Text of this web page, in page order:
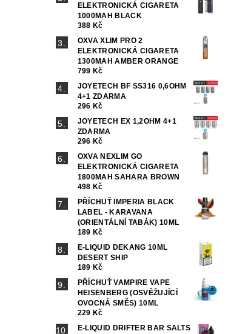
ELEKTRONICKÁ CIGARETA
1000MAH BLACK
388 Kč
OXVA XLIM PRO 2
ELEKTRONICKÁ CIGARETA
1300MAH AMBER ORANGE
799 Kč
JOYETECH BF SS316 0,6OHM
4+1 ZDARMA
296 Kč
JOYETECH EX 1,2OHM 4+1
ZDARMA
296 Kč
OXVA NEXLIM GO
ELEKTRONICKÁ CIGARETA
1800MAH SAHARA BROWN
498 Kč
PŘÍCHUŤ IMPERIA BLACK
LABEL - KARAVANA
(ORIENTÁLNÍ TABÁK) 10ML
189 Kč
E-LIQUID DEKANG 10ML
DESERT SHIP
189 Kč
PŘÍCHUŤ VAMPIRE VAPE
HEISENBERG (OSVĚŽUJÍCÍ
OVOCNÁ SMĚS) 10ML
229 Kč
E-LIQUID DRIFTER BAR SALTS